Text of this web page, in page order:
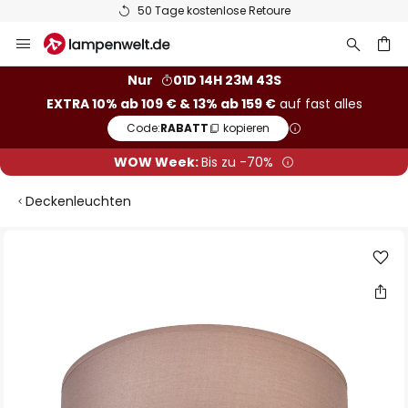
50 Tage kostenlose Retoure
Inhalt
Nur
01D 14H 23M 42S
EXTRA 10% ab 109 € & 13% ab 159 €auf fast alles
Code:RABATT kopieren
WOW Week:Bis zu -70%
Deckenleuchten